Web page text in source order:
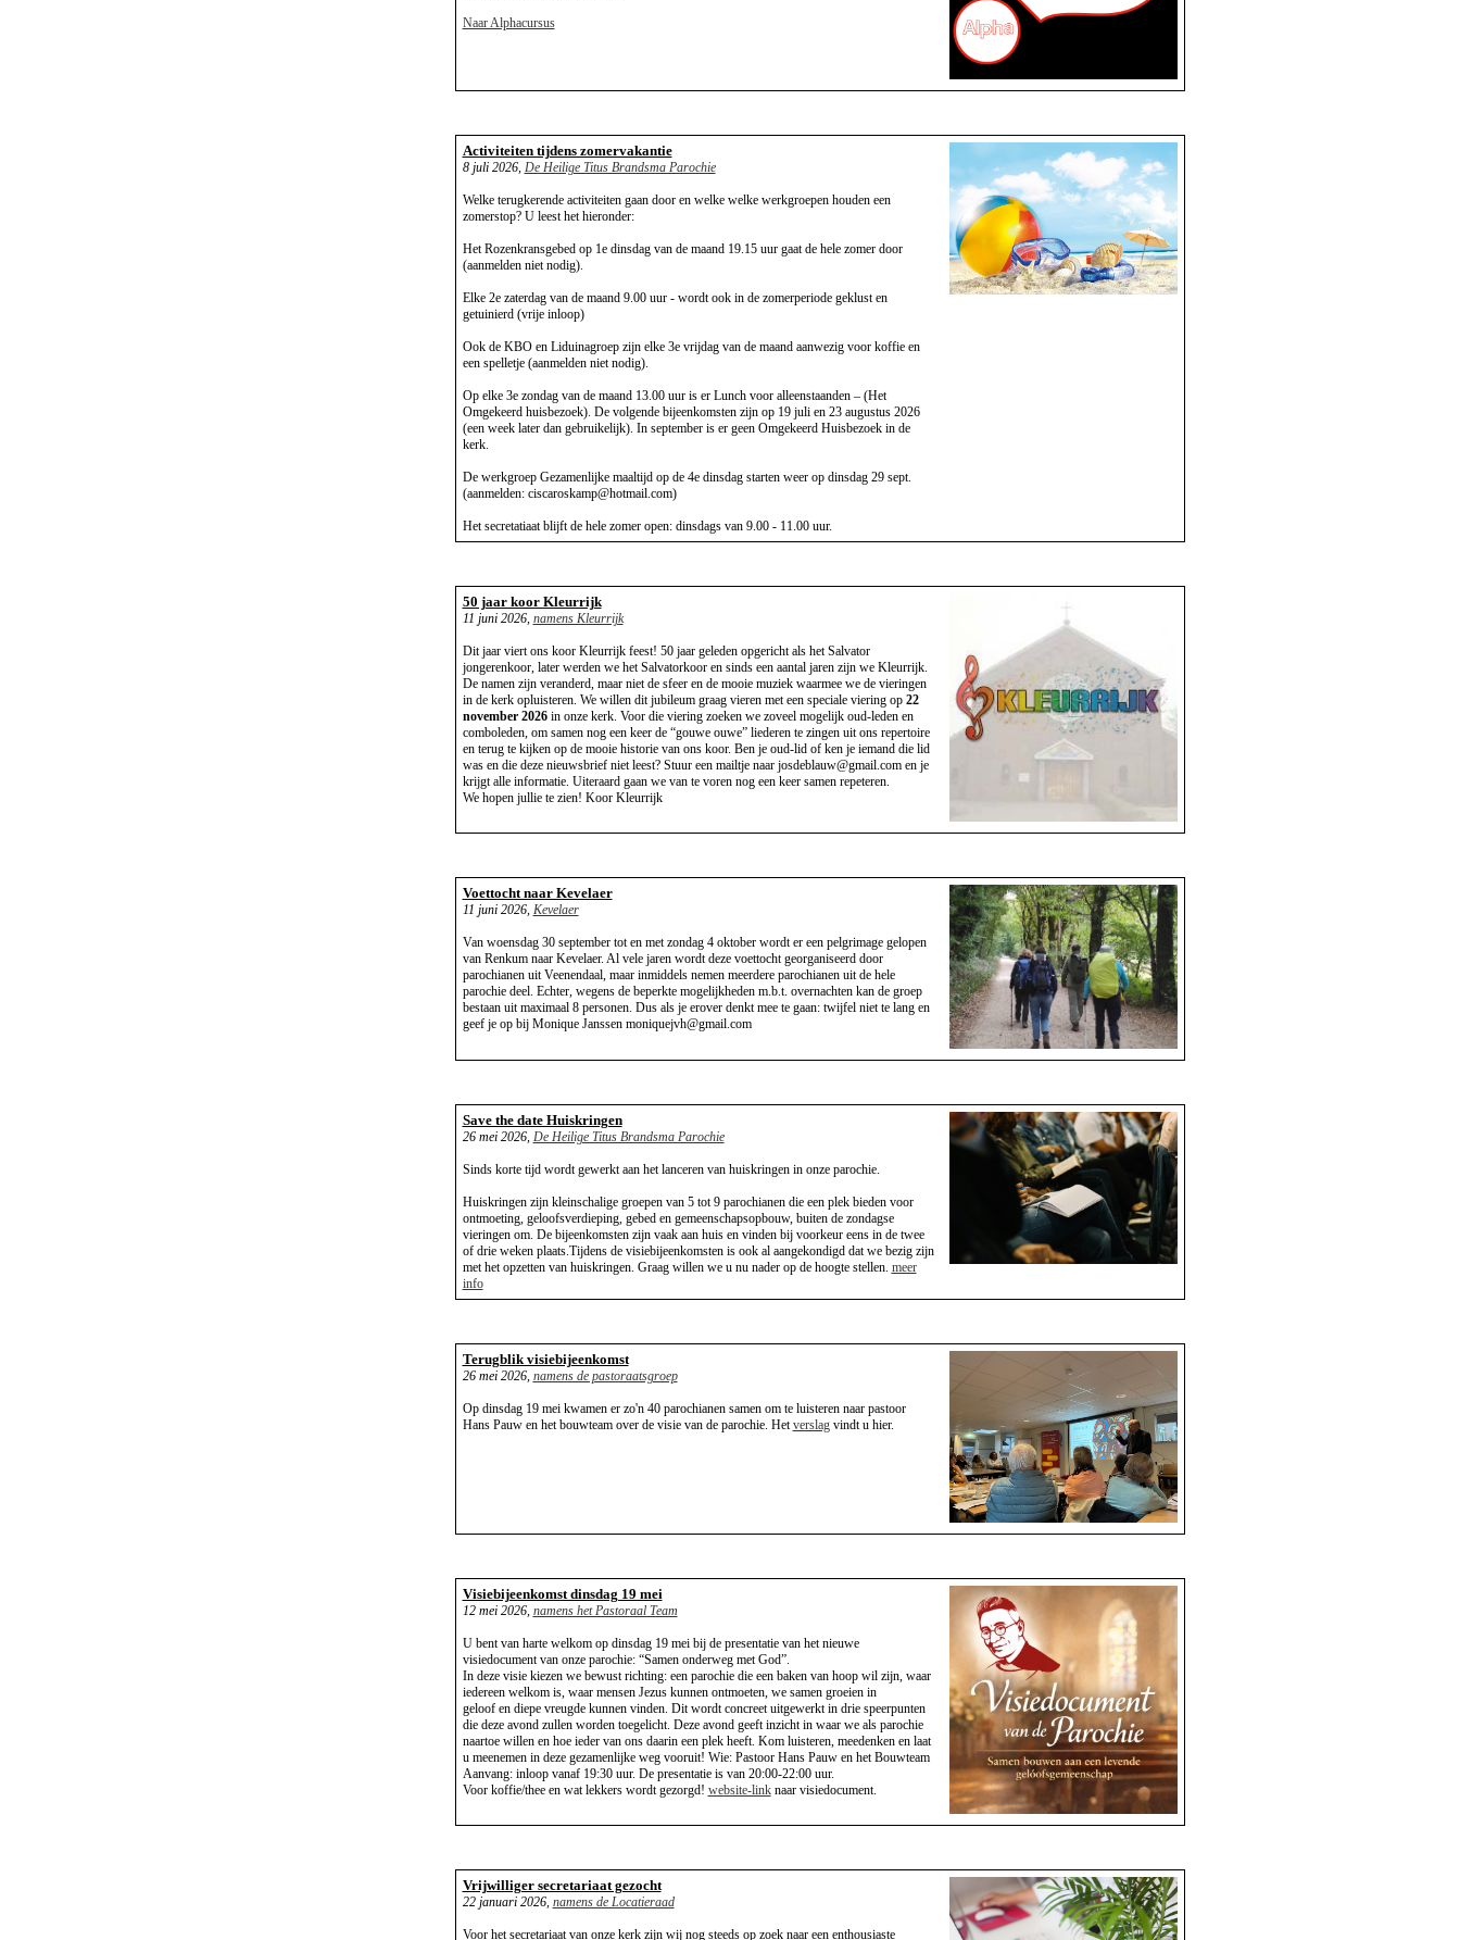
Naar Alphacursus
Activiteiten tijdens zomervakantie
8 juli 2026, De Heilige Titus Brandsma Parochie
Welke terugkerende activiteiten gaan door en welke welke werkgroepen houden een
zomerstop? U leest het hieronder:
Het Rozenkransgebed op 1e dinsdag van de maand 19.15 uur gaat de hele zomer door
(aanmelden niet nodig).
Elke 2e zaterdag van de maand 9.00 uur - wordt ook in de zomerperiode geklust en
getuinierd (vrije inloop)
Ook de KBO en Liduinagroep zijn elke 3e vrijdag van de maand aanwezig voor koffie en
een spelletje (aanmelden niet nodig).
Op elke 3e zondag van de maand 13.00 uur is er Lunch voor alleenstaanden – (Het
Omgekeerd huisbezoek). De volgende bijeenkomsten zijn op 19 juli en 23 augustus 2026
(een week later dan gebruikelijk). In september is er geen Omgekeerd Huisbezoek in de
kerk.
De werkgroep Gezamenlijke maaltijd op de 4e dinsdag starten weer op dinsdag 29 sept.
(aanmelden: ciscaroskamp@hotmail.com)
Het secretatiaat blijft de hele zomer open: dinsdags van 9.00 - 11.00 uur.
50 jaar koor Kleurrijk
11 juni 2026, namens Kleurrijk
Dit jaar viert ons koor Kleurrijk feest! 50 jaar geleden opgericht als het Salvator
jongerenkoor, later werden we het Salvatorkoor en sinds een aantal jaren zijn we Kleurrijk.
De namen zijn veranderd, maar niet de sfeer en de mooie muziek waarmee we de vieringen
in de kerk opluisteren. We willen dit jubileum graag vieren met een speciale viering op 22
november 2026in onze kerk. Voor die viering zoeken we zoveel mogelijk oud-leden en
comboleden, om samen nog een keer de “gouwe ouwe” liederen te zingen uit ons repertoire
en terug te kijken op de mooie historie van ons koor. Ben je oud-lid of ken je iemand die lid
was en die deze nieuwsbrief niet leest? Stuur een mailtje naar josdeblauw@gmail.com en je
krijgt alle informatie. Uiteraard gaan we van te voren nog een keer samen repeteren.
We hopen jullie te zien! Koor Kleurrijk
Voettocht naar Kevelaer
11 juni 2026, Kevelaer
Van woensdag 30 september tot en met zondag 4 oktober wordt er een pelgrimage gelopen
van Renkum naar Kevelaer. Al vele jaren wordt deze voettocht georganiseerd door
parochianen uit Veenendaal, maar inmiddels nemen meerdere parochianen uit de hele
parochie deel. Echter, wegens de beperkte mogelijkheden m.b.t. overnachten kan de groep
bestaan uit maximaal 8 personen. Dus als je erover denkt mee te gaan: twijfel niet te lang en
geef je op bij Monique Janssen moniquejvh@gmail.com
Save the date Huiskringen
26 mei 2026, De Heilige Titus Brandsma Parochie
Sinds korte tijd wordt gewerkt aan het lanceren van huiskringen in onze parochie.
Huiskringen zijn kleinschalige groepen van 5 tot 9 parochianen die een plek bieden voor
ontmoeting, geloofsverdieping, gebed en gemeenschapsopbouw, buiten de zondagse
vieringen om. De bijeenkomsten zijn vaak aan huis en vinden bij voorkeur eens in de twee
of drie weken plaats.Tijdens de visiebijeenkomsten is ook al aangekondigd dat we bezig zijn
met het opzetten van huiskringen. Graag willen we u nu nader op de hoogte stellen. meer
info
Terugblik visiebijeenkomst
26 mei 2026, namens de pastoraatsgroep
Op dinsdag 19 mei kwamen er zo'n 40 parochianen samen om te luisteren naar pastoor
Hans Pauw en het bouwteam over de visie van de parochie. Hetverslagvindt u hier.
Visiebijeenkomst dinsdag 19 mei
12 mei 2026, namens het Pastoraal Team
U bent van harte welkom op dinsdag 19 mei bij de presentatie van het nieuwe
visiedocument van onze parochie: “Samen onderweg met God”.
In deze visie kiezen we bewust richting: een parochie die een baken van hoop wil zijn, waar
iedereen welkom is, waar mensen Jezus kunnen ontmoeten, we samen groeien in
geloof en diepe vreugde kunnen vinden. Dit wordt concreet uitgewerkt in drie speerpunten
die deze avond zullen worden toegelicht. Deze avond geeft inzicht in waar we als parochie
naartoe willen en hoe ieder van ons daarin een plek heeft. Kom luisteren, meedenken en laat
u meenemen in deze gezamenlijke weg vooruit! Wie: Pastoor Hans Pauw en het Bouwteam
Aanvang: inloop vanaf 19:30 uur. De presentatie is van 20:00-22:00 uur.
Voor koffie/thee en wat lekkers wordt gezorgd! website-linknaar visiedocument.
Vrijwilliger secretariaat gezocht
22 januari 2026, namens de Locatieraad
Voor het secretariaat van onze kerk zijn wij nog steeds op zoek naar een enthousiaste